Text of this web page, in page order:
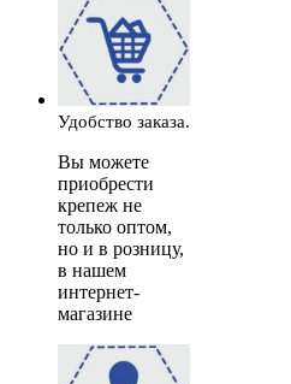
Удобство заказа.
Вы можете
приобрести
крепеж не
только оптом,
но и в розницу,
в нашем
интернет-
магазине